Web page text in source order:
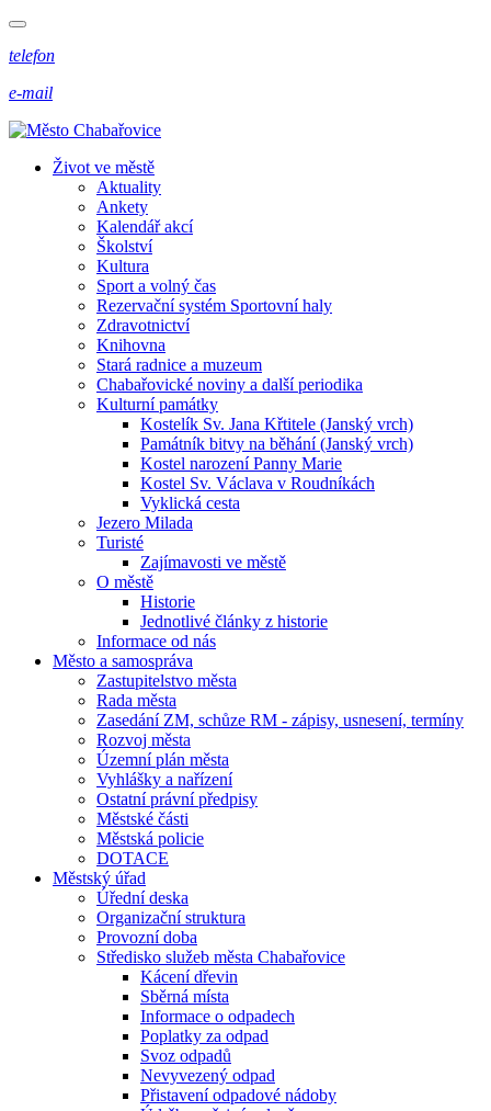
telefon
e-mail
Život ve městě
Aktuality
Ankety
Kalendář akcí
Školství
Kultura
Sport a volný čas
Rezervační systém Sportovní haly
Zdravotnictví
Knihovna
Stará radnice a muzeum
Chabařovické noviny a další periodika
Kulturní památky
Kostelík Sv. Jana Křtitele (Janský vrch)
Památník bitvy na běhání (Janský vrch)
Kostel narození Panny Marie
Kostel Sv. Václava v Roudníkách
Vyklická cesta
Jezero Milada
Turisté
Zajímavosti ve městě
O městě
Historie
Jednotlivé články z historie
Informace od nás
Město a samospráva
Zastupitelstvo města
Rada města
Zasedání ZM, schůze RM - zápisy, usnesení, termíny
Rozvoj města
Územní plán města
Vyhlášky a nařízení
Ostatní právní předpisy
Městské části
Městská policie
DOTACE
Městský úřad
Úřední deska
Organizační struktura
Provozní doba
Středisko služeb města Chabařovice
Kácení dřevin
Sběrná místa
Informace o odpadech
Poplatky za odpad
Svoz odpadů
Nevyvezený odpad
Přistavení odpadové nádoby